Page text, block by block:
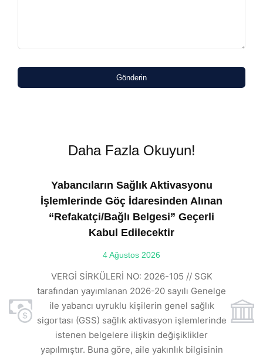
Gönderin
Daha Fazla Okuyun!
Yabancıların Sağlık Aktivasyonu
İşlemlerinde Göç İdaresinden Alınan
“Refakatçi/Bağlı Belgesi” Geçerli
Kabul Edilecektir
4 Ağustos 2026
VERGİ SİRKÜLERİ NO: 2026-105 // SGK
tarafından yayımlanan 2026-20 sayılı Genelge
ile yabancı uyruklu kişilerin genel sağlık
sigortası (GSS) sağlık aktivasyon işlemlerinde
istenen belgelere ilişkin değişiklikler
yapılmıştır. Buna göre, aile yakınlık bilgisinin